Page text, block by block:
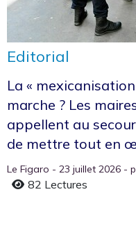
Editorial
La «
marche ? Les
appellent au
de mettre tout en
Le Figaro - 23 juillet 2026 -
82 Lectures